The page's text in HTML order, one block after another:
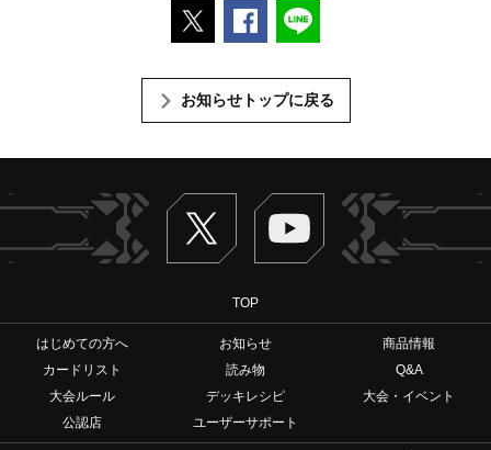
ポストするFacebookでシェアする
お知らせトップに戻る
Twitter ヴァンガードch
TOP
はじめての方へ お知らせ
商品情報
カードリスト
読み物
Q&A
大会ルール
デッキレシピ
大会・イベント
公認店
ユーザーサポート